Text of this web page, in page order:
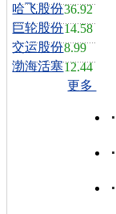
哈飞股份36.92
巨轮股份14.58
交运股份8.99
渤海活塞12.44
更多